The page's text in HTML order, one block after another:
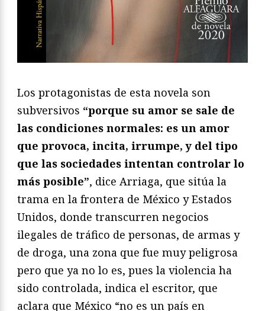
Los protagonistas de esta novela son
subversivos “porque su amor se sale de
las condiciones normales: es un amor
que provoca, incita, irrumpe, y del tipo
que las sociedades intentan controlar lo
más posible”, dice Arriaga, que sitúa la
trama en la frontera de México y Estados
Unidos, donde transcurren negocios
ilegales de tráfico de personas, de armas y
de droga, una zona que fue muy peligrosa
pero que ya no lo es, pues la violencia ha
sido controlada, indica el escritor, que
aclara que México “no es un país en